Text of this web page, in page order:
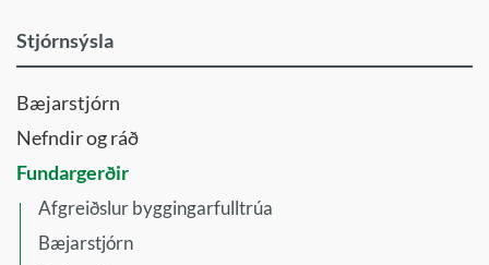
Stjórnsýsla
Bæjarstjórn
Nefndir og ráð
Fundargerðir
Afgreiðslur byggingarfulltrúa
Bæjarstjórn